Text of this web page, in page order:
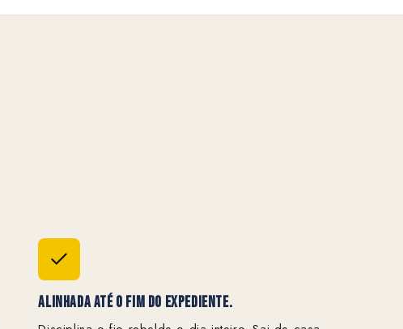
Alinhada Até o Fim do Expediente.